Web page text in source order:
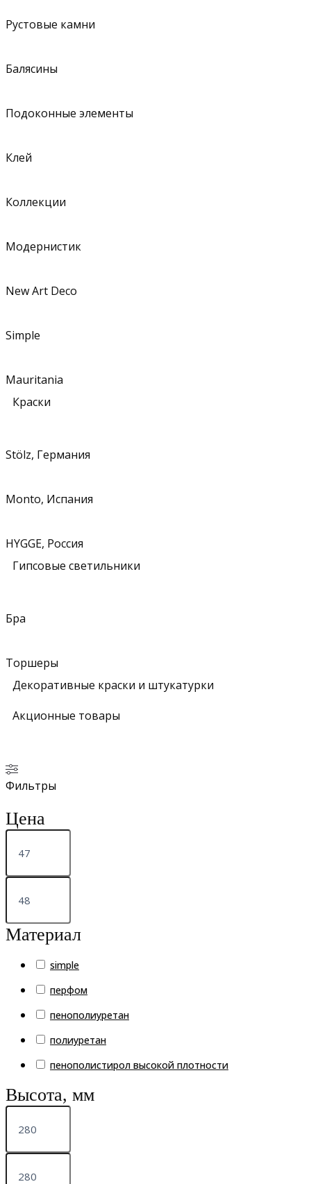
Рустовые камни
Балясины
Подоконные элементы
Клей
Коллекции
Модернистик
New Art Deco
Simple
Mauritania
Краски
Stölz, Германия
Monto, Испания
HYGGE, Россия
Гипсовые светильники
Бра
Торшеры
Декоративные краски и штукатурки
Акционные товары
Фильтры
Цена
Материал
simple
перфом
пенополиуретан
полиуретан
пенополистирол высокой плотности
Высота, мм